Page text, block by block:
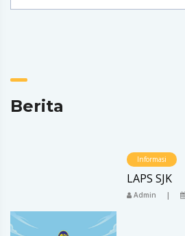
Berita
Informasi
LAPS SJK
Admin